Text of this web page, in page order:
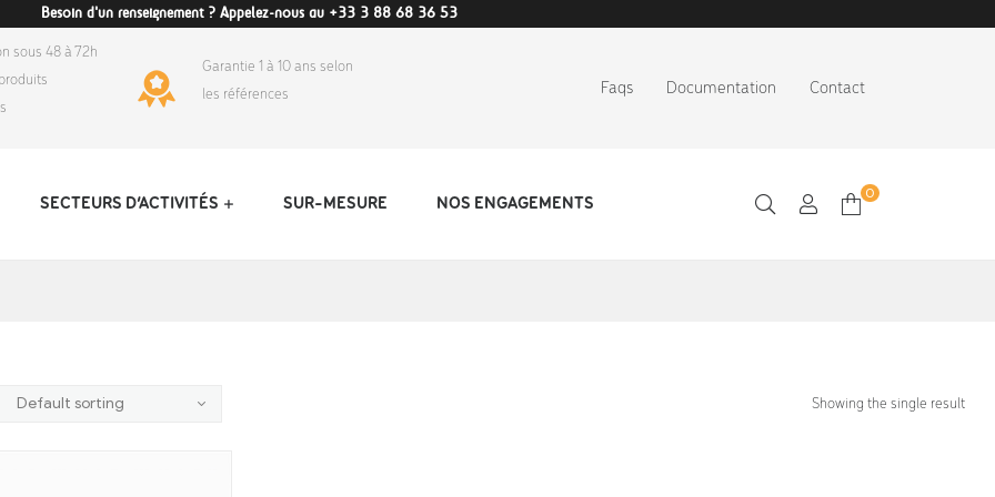
Besoin d'un renseignement ? Appelez-nous au +33 3 88 68 36 53
sous 48 à 72h
Garantie 1 à 10 ans selon
les références
Faqs Documentation Contact
SECTEURS D’ACTIVITÉS SUR-MESURE NOS ENGAGEMENTS
0
Showing the single result